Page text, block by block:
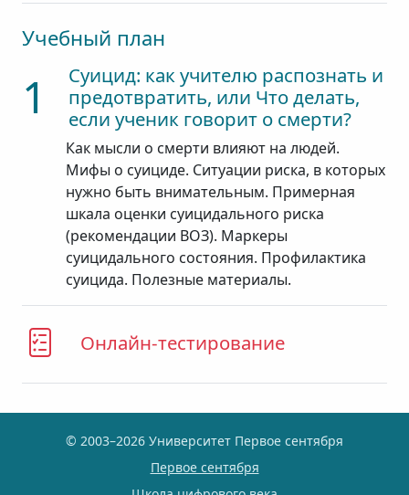
Учебный план
1
Суицид: как учителю распознать и
предотвратить, или Что делать,
если ученик говорит о смерти?
Как мысли о смерти влияют на людей.
Мифы о суициде. Ситуации риска, в которых
нужно быть внимательным. Примерная
шкала оценки суицидального риска
(рекомендации ВОЗ). Маркеры
суицидального состояния. Профилактика
суицида. Полезные материалы.
Онлайн-тестирование
© 2003–2026 Университет Первое сентября
Первое сентября